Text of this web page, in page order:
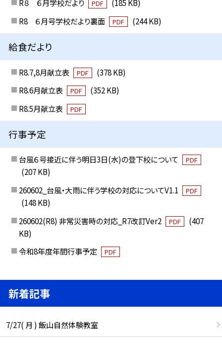
R８ ６月学校だより PDF
(185 KB)
R8 ６月号学校だより裏面
PDF (244 KB)
給食だより
R8.7,8月献立表 PDF
(378 KB)
R8.6月献立表
PDF
(352 KB)
R8.5月献立表
PDF
行事予定
台風６号接近に伴う明日3日(水)の登下校について PDF
(207 KB)
260602_台風・大雨に伴う学校の対応についてV1.1
PDF
(148 KB)
260602(R8) 非常災害時の対応_R7改訂Ver2
PDF
(407
KB)
令和8年度年間行事予定
PDF
新着記事
7/27( 月 ) 飯山自然体験教室